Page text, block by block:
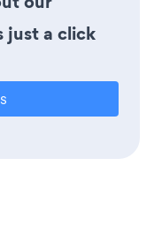
just a click